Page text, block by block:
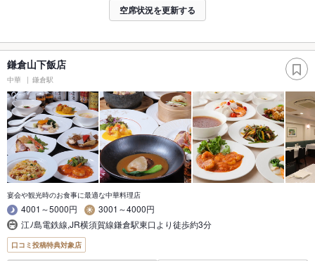
空席状況を更新する
鎌倉山下飯店
中華 鎌倉駅
宴会や観光時のお食事に最適な中華料理店
4001～5000円
3001～4000円
江ﾉ島電鉄線,JR横須賀線鎌倉駅東口より徒歩約3分
口コミ投稿特典対象店